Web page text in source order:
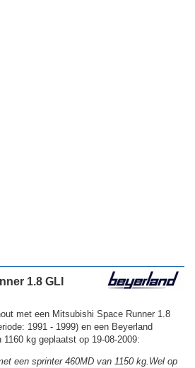
1.8 GLI
met een Mitsubishi Space Runner 1.8
1991 - 1999) en een Beyerland
kg geplaatst op 19-08-2009:
een sprinter 460MD van 1150 kg.Wel op